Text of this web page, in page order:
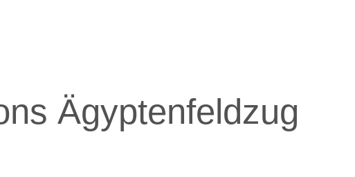
Ägyptenfeldzug